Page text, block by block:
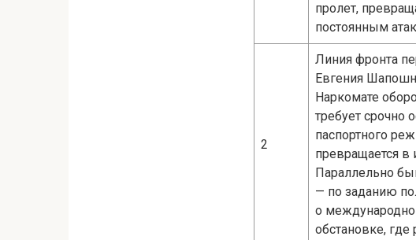
пролет,
постоянным
2
Линия фронта
Евгения
Наркомате
требует срочно
паспортного
превращается в
Параллельно
— по заданию
о
обстановке,